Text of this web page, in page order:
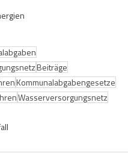
Beiträge
Kommunalabgabengesetze
Wasserversorgungsnetz